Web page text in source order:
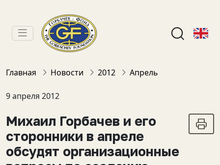
Главная Новости 2012 Апрель
9 апреля 2012
Михаил Горбачев и его
сторонники в апреле
обсудят организационные